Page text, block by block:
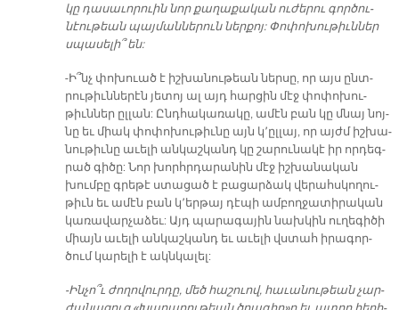
կը դա­սա­ւո­րուին նոր քա­ղա­քա­կան ուժե­րու գոր­ծու­
նէու­թեան պայ­ման­նե­րուն ներ­քոյ: Փո­փո­խու­թիւն­ներ
սպա­սե­լի՞ են:
-Ի՞նչ փո­խուած է իշ­խա­նու­թեան ներ­սը, որ այս ընտ­
րու­թիւն­նե­րէն յե­տոյ ալ այդ հար­ցին մէջ փո­փո­խու­
թիւն­ներ ըլ­լան: Ընդ­հա­կա­ռա­կը, ա­մէն բան կը մնայ նոյ­
նը եւ միակ փո­փո­խու­թիւ­նը այն կ­­՚ըլ­լայ, որ այժմ իշ­խա­
նու­թիւ­նը ա­ւե­լի ան­կաշ­կանդ կը շա­րու­նա­կէ իր որ­դեգ­
րած գի­ծը: Նոր խորհրդա­րա­նին մէջ իշ­խա­նա­կան
խում­բը գրե­թէ ստա­ցած է բա­ցար­ձակ վե­րահս­կո­ղու­
թիւն եւ ա­մէն բան կ­­՚եր­թայ դէ­պի ամ­բող­ջա­տի­րա­կան
կա­ռա­վար­չա­ձեւ: Այդ պա­րա­գա­յին նախ­կին ու­ղե­գի­ծի
միայն ա­ւե­լի ան­կաշ­կանդ եւ ա­ւե­լի վստահ ի­րա­գոր­
ծում կա­րե­լի է ակն­կա­լել:
-Ին­չո՞ւ ժո­ղո­վուր­դը, մեծ հա­շուով, հա­ւա­նութեան չար­